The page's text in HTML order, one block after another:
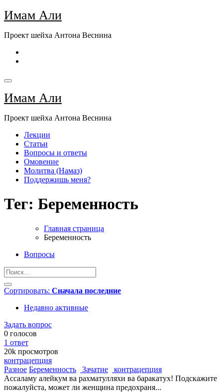
Перейти
к
Имам Али
Проект шейха Антона Веснина
Имам Али
Проект шейха Антона Веснина
Лекции
Статьи
Вопросы и ответы
Омовение
Молитва (Намаз)
Поддержишь меня?
Тег: Беременность
Главная страница
Беременность
Вопросы
Сортировать: Сначала последние
Недавно активные
Задать вопрос
0 голосов
1 ответ
20k просмотров
контрацепция
Разное Беременность Зачатие
контрацепция
Ассаламу алейкум ва рахматулляхи ва баракатух! Подскажите
пожалуйста, может ли женщина предохраня...